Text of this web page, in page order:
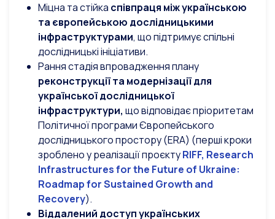
Міцна та стійка співпраця між українською
та європейською дослідницькими
інфраструктурами, що підтримує спільні
дослідницькі ініціативи.
Рання стадія впровадження плану
реконструкції та модернізації для
української дослідницької
інфраструктури, що відповідає пріоритетам
Політичної програми Європейського
дослідницького простору (ERA) (перші кроки
зроблено у реалізації проєктуRIFF, Research
Infrastructuresforthe Future of Ukraine:
RoadmapforSustained Growth and
Recovery).
Віддалений доступ українських